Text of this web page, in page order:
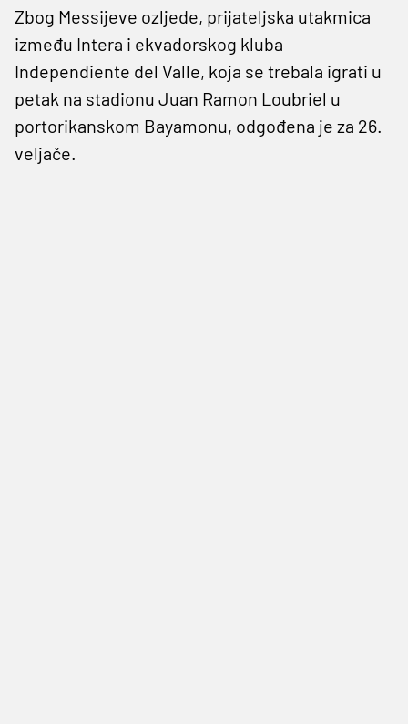
Zbog Messijeve ozljede, prijateljska utakmica
između Intera i ekvadorskog kluba
Independiente del Valle, koja se trebala igrati u
petak na stadionu Juan Ramon Loubriel u
portorikanskom Bayamonu, odgođena je za 26.
veljače.